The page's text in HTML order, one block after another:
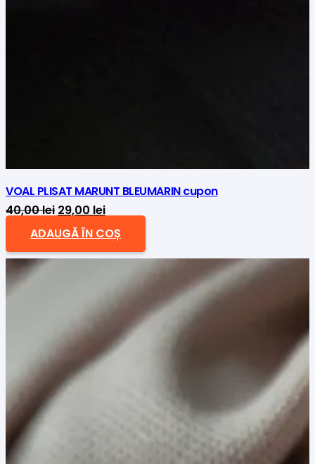
VOAL PLISAT MARUNT BLEUMARIN cupon
40,00lei Prețul
inițial
a
29,00 leiPrețul
curent
este:
29,00 lei.
ADAUGĂ ÎN COȘ